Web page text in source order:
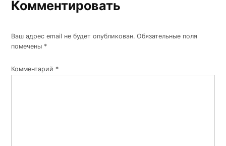
Комментировать
Ваш адрес email не будет опубликован. Обязательные поля
помечены *
Комментарий *